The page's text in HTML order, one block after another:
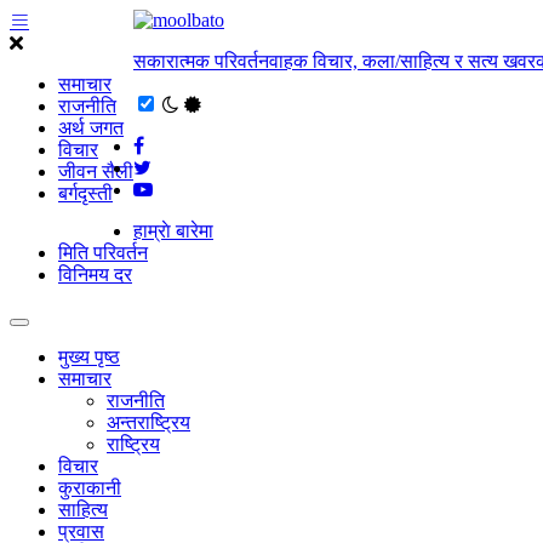
समाचार
राजनीति
अर्थ जगत
विचार
जीवन सैली
बर्गदृस्ती
सकारात्मक परिवर्तनवाहक विचार, कला/साहित्य र सत्य
हाम्राे बारेमा
मिति परिवर्तन
विनिमय दर
मुख्य पृष्ठ
समाचार
राजनीति
अन्तराष्ट्रिय
राष्ट्रिय
विचार
कुराकानी
साहित्य
प्रवास